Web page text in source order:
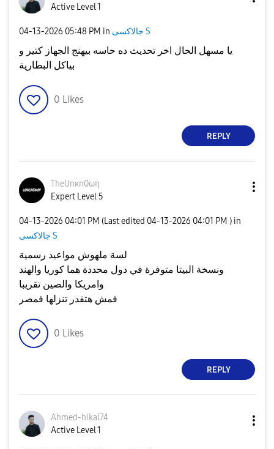
Active Level 1
‎04-13-2026 05:48 PM in جالاكسى S
يا مسهل الحال اخر تحديث ده حاسه بيهنج الجهاز كتير و
بياكل البطارية
0 Likes
REPLY
TheUnκn0ωη
Expert Level 5
‎04-13-2026 04:01 PM (Last edited ‎04-13-2026 04:01 PM ) in
جالاكسى S
لسة ملهوش مواعيد رسمية
ونسخة البيتا متوفرة في دول محددة هما كوريا والهند
وامريكا والصين تقريبا
فمش هتقدر تنزلها فمصر
0 Likes
REPLY
Ahmed-hikal74
Active Level 1